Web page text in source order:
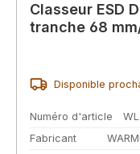
Classeur ESD
tranche 68
Disponible
Numéro d'article
Fabricant